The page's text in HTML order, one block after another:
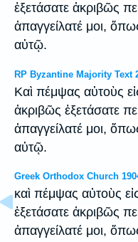
ἐξετάσατε ἀκριβῶς
ἀπαγγείλατέ μοι,
αὐτῷ.
RP Byzantine Majority Text
Καὶ πέμψας αὐτοὺς
ἀκριβῶς ἐξετάσατε
ἀπαγγείλατέ μοι,
αὐτῷ.
Greek Orthodox Church
καὶ πέμψας αὐτοὺς
ἐξετάσατε ἀκριβῶς
ἀπαγγείλατέ μοι,